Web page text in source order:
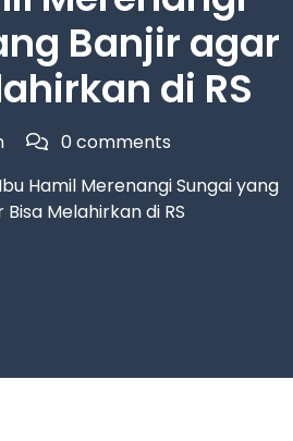
Banjir agar
di RS
0 comments
Hamil Merenangi Sungai yang
Bisa Melahirkan di RS